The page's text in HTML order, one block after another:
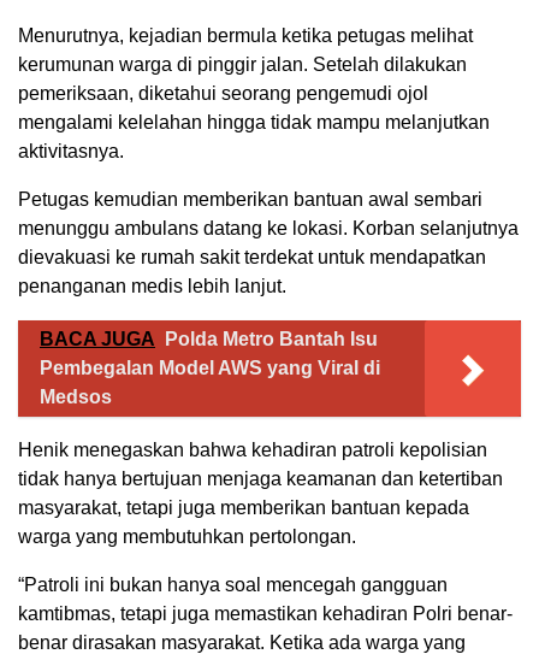
Menurutnya, kejadian bermula ketika petugas melihat
kerumunan warga di pinggir jalan. Setelah dilakukan
pemeriksaan, diketahui seorang pengemudi ojol
mengalami kelelahan hingga tidak mampu melanjutkan
aktivitasnya.
Petugas kemudian memberikan bantuan awal sembari
menunggu ambulans datang ke lokasi. Korban selanjutnya
dievakuasi ke rumah sakit terdekat untuk mendapatkan
penanganan medis lebih lanjut.
BACA JUGA
Polda Metro Bantah Isu
Pembegalan Model AWS yang Viral di
Medsos
Henik menegaskan bahwa kehadiran patroli kepolisian
tidak hanya bertujuan menjaga keamanan dan ketertiban
masyarakat, tetapi juga memberikan bantuan kepada
warga yang membutuhkan pertolongan.
“Patroli ini bukan hanya soal mencegah gangguan
kamtibmas, tetapi juga memastikan kehadiran Polri benar-
benar dirasakan masyarakat. Ketika ada warga yang